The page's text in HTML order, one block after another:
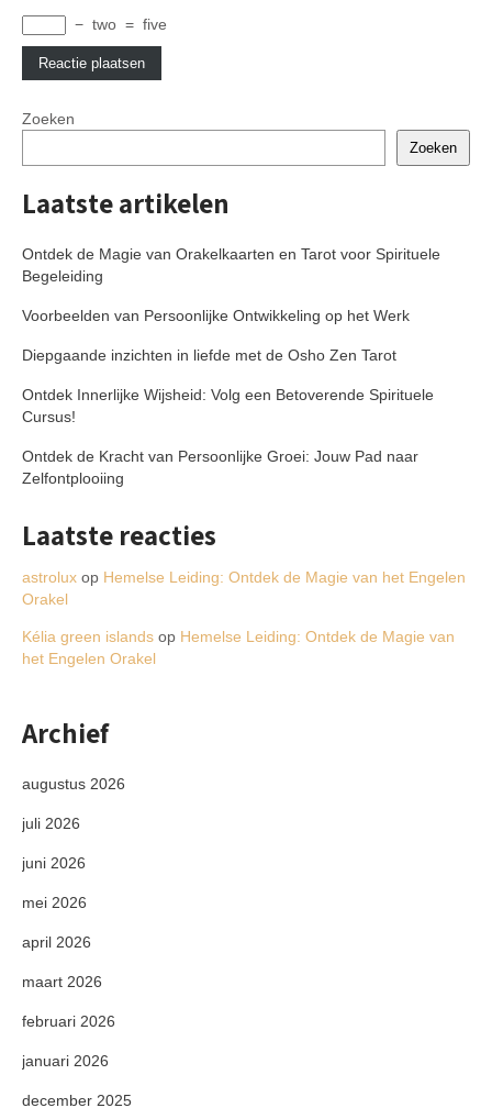
− two = five
Zoeken
Zoeken
Laatste artikelen
Ontdek de Magie van Orakelkaarten en Tarot voor Spirituele
Begeleiding
Voorbeelden van Persoonlijke Ontwikkeling op het Werk
Diepgaande inzichten in liefde met de Osho Zen Tarot
Ontdek Innerlijke Wijsheid: Volg een Betoverende Spirituele
Cursus!
Ontdek de Kracht van Persoonlijke Groei: Jouw Pad naar
Zelfontplooiing
Laatste reacties
astrolux op Hemelse Leiding: Ontdek de Magie van het Engelen
Orakel
Kélia green islands op Hemelse Leiding: Ontdek de Magie van
het Engelen Orakel
Archief
augustus 2026
juli 2026
juni 2026
mei 2026
april 2026
maart 2026
februari 2026
januari 2026
december 2025